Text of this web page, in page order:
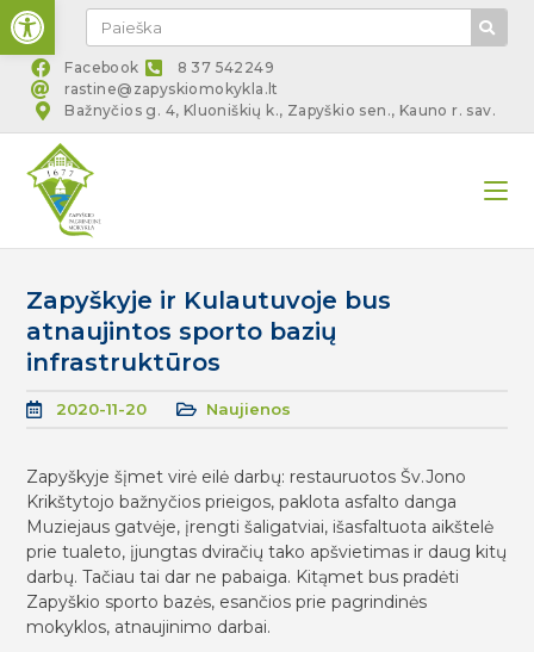
Open toolbar
Facebook
8 37 542249
rastine@zapyskiomokykla.lt
Bažnyčios g. 4, Kluoniškių k., Zapyškio sen., Kauno r. sav.
Zapyškyje ir Kulautuvoje bus
atnaujintos sporto bazių
infrastruktūros
2020-11-20 Naujienos
Zapyškyje šįmet virė eilė darbų: restauruotos Šv.Jono
Krikštytojo bažnyčios prieigos, paklota asfalto danga
Muziejaus gatvėje, įrengti šaligatviai, išasfaltuota aikštelė
prie tualeto, įjungtas dviračių tako apšvietimas ir daug kitų
darbų. Tačiau tai dar ne pabaiga. Kitąmet bus pradėti
Zapyškio sporto bazės, esančios prie pagrindinės
mokyklos, atnaujinimo darbai.